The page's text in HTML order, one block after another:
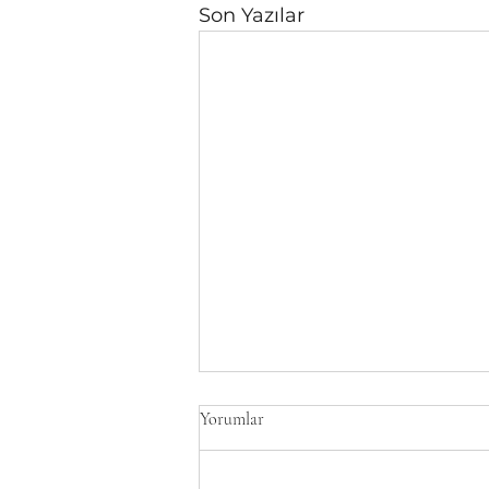
Son Yazılar
Yorumlar